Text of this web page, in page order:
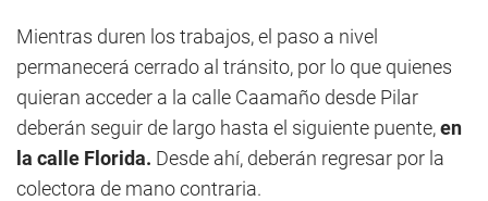
Mientras duren los trabajos, el paso a nivel
permanecerá cerrado al tránsito, por lo que quienes
quieran acceder a la calle Caamaño desde Pilar
deberán seguir de largo hasta el siguiente puente,en
la calle Florida. Desde ahí, deberán regresar por la
colectora de mano contraria.